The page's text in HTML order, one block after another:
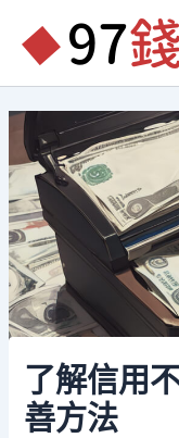
要
內
了解信用
善方法